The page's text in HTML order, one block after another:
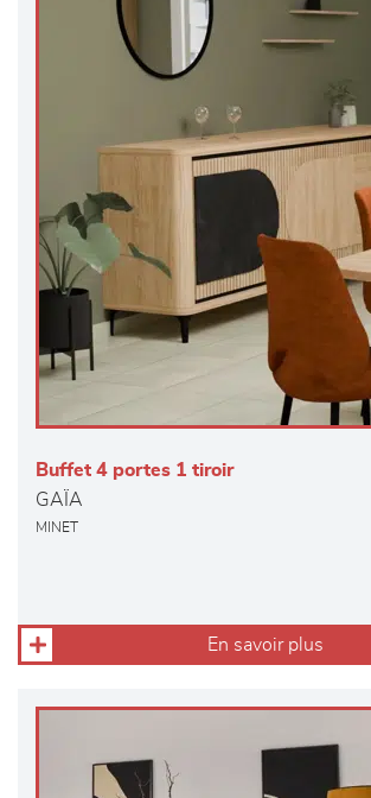
Buffet 4 portes 1 tiroir
GAÏA
MINET
En savoir plus